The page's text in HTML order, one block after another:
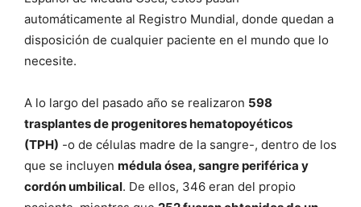
automáticamente al Registro Mundial, donde quedan a
disposición de cualquier paciente en el mundo que lo
necesite.
A lo largo del pasado año se realizaron 598
trasplantes de progenitores hematopoyéticos
(TPH) -o de células madre de la sangre-, dentro de los
que se incluyen médula ósea, sangre periférica y
cordón umbilical. De ellos, 346 eran del propio